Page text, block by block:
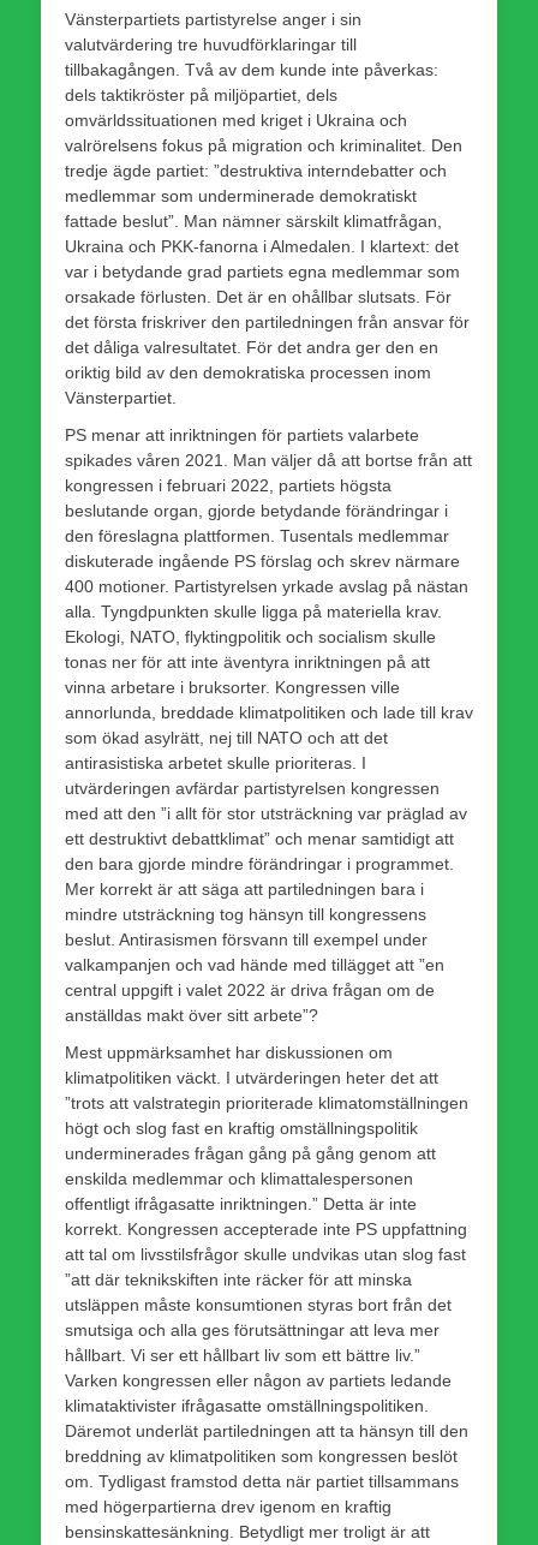
Vänsterpartiets partistyrelse anger i sin
valutvärdering tre huvudförklaringar till
tillbakagången. Två av dem kunde inte påverkas:
dels taktikröster på miljöpartiet, dels
omvärldssituationen med kriget i Ukraina och
valrörelsens fokus på migration och kriminalitet. Den
tredje ägde partiet: ”destruktiva interndebatter och
medlemmar som underminerade demokratiskt
fattade beslut”. Man nämner särskilt klimatfrågan,
Ukraina och PKK-fanorna i Almedalen. I klartext: det
var i betydande grad partiets egna medlemmar som
orsakade förlusten. Det är en ohållbar slutsats. För
det första friskriver den partiledningen från ansvar för
det dåliga valresultatet. För det andra ger den en
oriktig bild av den demokratiska processen inom
Vänsterpartiet.
PS menar att inriktningen för partiets valarbete
spikades våren 2021. Man väljer då att bortse från att
kongressen i februari 2022, partiets högsta
beslutande organ, gjorde betydande förändringar i
den föreslagna plattformen. Tusentals medlemmar
diskuterade ingående PS förslag och skrev närmare
400 motioner. Partistyrelsen yrkade avslag på nästan
alla. Tyngdpunkten skulle ligga på materiella krav.
Ekologi, NATO, flyktingpolitik och socialism skulle
tonas ner för att inte äventyra inriktningen på att
vinna arbetare i bruksorter. Kongressen ville
annorlunda, breddade klimatpolitiken och lade till krav
som ökad asylrätt, nej till NATO och att det
antirasistiska arbetet skulle prioriteras. I
utvärderingen avfärdar partistyrelsen kongressen
med att den ”i allt för stor utsträckning var präglad av
ett destruktivt debattklimat” och menar samtidigt att
den bara gjorde mindre förändringar i programmet.
Mer korrekt är att säga att partiledningen bara i
mindre utsträckning tog hänsyn till kongressens
beslut. Antirasismen försvann till exempel under
valkampanjen och vad hände med tillägget att ”en
central uppgift i valet 2022 är driva frågan om de
anställdas makt över sitt arbete”?
Mest uppmärksamhet har diskussionen om
klimatpolitiken väckt. I utvärderingen heter det att
”trots att valstrategin prioriterade klimatomställningen
högt och slog fast en kraftig omställningspolitik
underminerades frågan gång på gång genom att
enskilda medlemmar och klimattalespersonen
offentligt ifrågasatte inriktningen.” Detta är inte
korrekt. Kongressen accepterade inte PS uppfattning
att tal om livsstilsfrågor skulle undvikas utan slog fast
”att där teknikskiften inte räcker för att minska
utsläppen måste konsumtionen styras bort från det
smutsiga och alla ges förutsättningar att leva mer
hållbart. Vi ser ett hållbart liv som ett bättre liv.”
Varken kongressen eller någon av partiets ledande
klimataktivister ifrågasatte omställningspolitiken.
Däremot underlät partiledningen att ta hänsyn till den
breddning av klimatpolitiken som kongressen beslöt
om. Tydligast framstod detta när partiet tillsammans
med högerpartierna drev igenom en kraftig
bensinskattesänkning. Betydligt mer troligt är att